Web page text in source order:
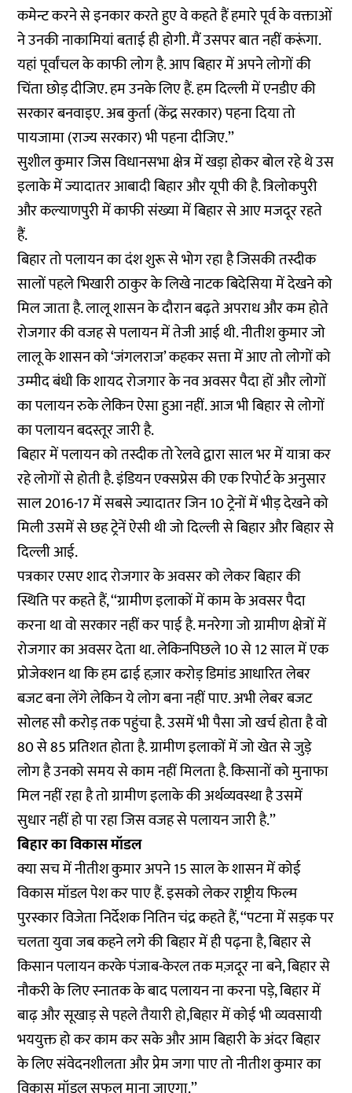
कमेन्ट करने से इनकार करते हुए वे कहते हैं हमारे पूर्व के वक्ताओं
ने उनकी नाकामियां बताई ही होगी. मैं उसपर बात नहीं करूंगा.
यहां पूर्वांचल के काफी लोग है. आप बिहार में अपने लोगों की
चिंता छोड़ दीजिए. हम उनके लिए हैं. हम दिल्ली में एनडीए की
सरकार बनवाइए. अब कुर्ता (केंद्र सरकार) पहना दिया तो
पायजामा (राज्य सरकार) भी पहना दीजिए.’’
सुशील कुमार जिस विधानसभा क्षेत्र में खड़ा होकर बोल रहे थे उस
इलाके में ज्यादातर आबादी बिहार और यूपी की है. त्रिलोकपुरी
और कल्याणपुरी में काफी संख्या में बिहार से आए मजदूर रहते
हैं.
बिहार तो पलायन का दंश शुरू से भोग रहा है जिसकी तस्दीक
सालों पहले भिखारी ठाकुर के लिखे नाटक बिदेसिया में देखने को
मिल जाता है. लालू शासन के दौरान बढ़ते अपराध और कम होते
रोजगार की वजह से पलायन में तेजी आई थी. नीतीश कुमार जो
लालू के शासन को ‘जंगलराज’ कहकर सत्ता में आए तो लोगों को
उम्मीद बंधी कि शायद रोजगार के नव अवसर पैदा हों और लोगों
का पलायन रुके लेकिन ऐसा हुआ नहीं. आज भी बिहार से लोगों
का पलायन बदस्तूर जारी है.
बिहार में पलायन को तस्दीक तो रेलवे द्वारा साल भर में यात्रा कर
रहे लोगों से होती है. इंडियन एक्सप्रेस की एक रिपोर्ट के अनुसार
साल 2016-17 में सबसे ज्यादातर जिन 10 ट्रेनों में भीड़ देखने को
मिली उसमें से छह ट्रेनें ऐसी थी जो दिल्ली से बिहार और बिहार से
दिल्ली आई.
पत्रकार एसए शाद रोजगार के अवसर को लेकर बिहार की
स्थिति पर कहते हैं, ‘‘ग्रामीण इलाकों में काम के अवसर पैदा
करना था वो सरकार नहीं कर पाई है. मनरेगा जो ग्रामीण क्षेत्रों में
रोजगार का अवसर देता था. लेकिनपिछले 10 से 12 साल में एक
प्रोजेक्शन था कि हम ढाई हज़ार करोड़ डिमांड आधारित लेबर
बजट बना लेंगे लेकिन ये लोग बना नहीं पाए. अभी लेबर बजट
सोलह सौ करोड़ तक पहुंचा है. उसमें भी पैसा जो खर्च होता है वो
80 से 85 प्रतिशत होता है. ग्रामीण इलाकों में जो खेत से जुड़े
लोग है उनको समय से काम नहीं मिलता है. किसानों को मुनाफा
मिल नहीं रहा है तो ग्रामीण इलाके की अर्थव्यवस्था है उसमें
सुधार नहीं हो पा रहा जिस वजह से पलायन जारी है.’’
बिहार का विकास मॉडल
क्या सच में नीतीश कुमार अपने 15 साल के शासन में कोई
विकास मॉडल पेश कर पाए हैं. इसको लेकर राष्ट्रीय फिल्म
पुरस्कार विजेता निर्देशक नितिन चंद्र कहते हैं, ‘‘पटना में सड़क पर
चलता युवा जब कहने लगे की बिहार में ही पढ़ना है, बिहार से
किसान पलायन करके पंजाब-केरल तक मज़दूर ना बने, बिहार से
नौकरी के लिए स्नातक के बाद पलायन ना करना पड़े, बिहार में
बाढ़ और सूखाड़ से पहले तैयारी हो,बिहार में कोई भी व्यवसायी
भययुक्त हो कर काम कर सके और आम बिहारी के अंदर बिहार
के लिए संवेदनशीलता और प्रेम जगा पाए तो नीतीश कुमार का